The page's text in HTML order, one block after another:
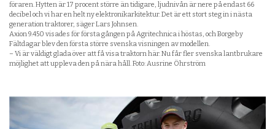
föraren. Hytten är 17 procent större än tidigare, ljudnivån är nere på endast 66
decibel och vi har en helt ny elektronikarkitektur. Det är ett stort steg in i nästa
generation traktorer, säger Lars Johnsen.
Axion 9.450 visades för första gången på Agritechnica i höstas, och Borgeby
Fältdagar blev den första större svenska visningen av modellen.
– Vi är väldigt glada över att få visa traktorn här. Nu får fler svenska lantbrukare
möjlighet att uppleva den på nära håll. Foto: Ausrine Öhrström